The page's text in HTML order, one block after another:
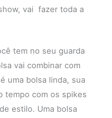
vai fazer toda a
tem no seu guarda
vai combinar com
uma bolsa linda, sua
tempo com os spikes
estilo. Uma bolsa